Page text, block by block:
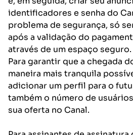
identificadores e senha do
problema de segurança, só
após a validação do
através de um espaço seguro.
Para garantir que a chegada
maneira mais tranquila
adicionar um perfil para o
também o número de
sua oferta no Canal.